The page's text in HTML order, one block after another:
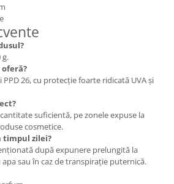
g.
PPD 26, cu protecție foarte ridicată UVA și
suficientă, pe zonele expuse la
cosmetice.
timpul zilei?
după expunere prelungită la
sau în caz de transpirație puternică.